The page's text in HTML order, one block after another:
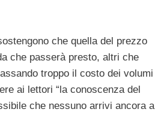
che quella del prezzo
che passerà presto, altri che
troppo il costo dei volumi
ai lettori “la conoscenza del
che nessuno arrivi ancora a